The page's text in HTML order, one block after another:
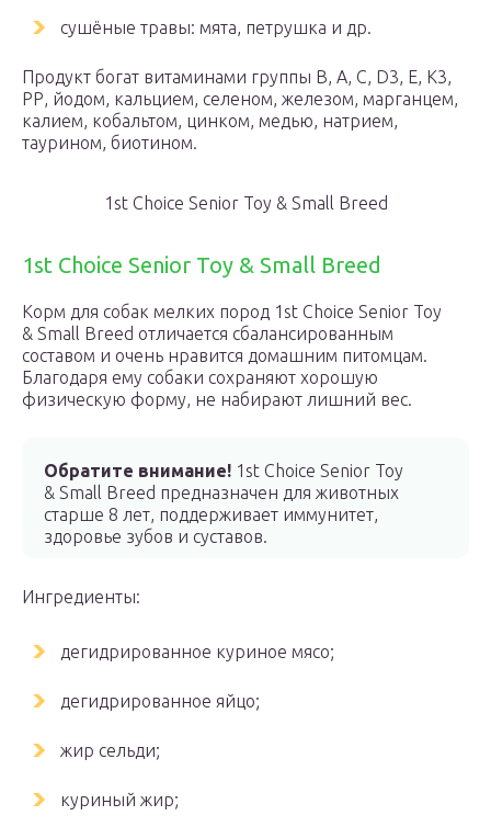
сушёные травы: мята, петрушка и др.
Продукт богат витаминами группы В, А, С, D3, Е, К3,
РР, йодом, кальцием, селеном, железом, марганцем,
калием, кобальтом, цинком, медью, натрием,
таурином, биотином.
1st Choice Senior Toy & Small Breed
1st Choice Senior Toy & Small Breed
Корм для собак мелких пород 1st Choice Senior Toy
& Small Breed отличается сбалансированным
составом и очень нравится домашним питомцам.
Благодаря ему собаки сохраняют хорошую
физическую форму, не набирают лишний вес.
Обратите внимание! 1st Choice Senior Toy
& Small Breed предназначен для животных
старше 8 лет, поддерживает иммунитет,
здоровье зубов и суставов.
Ингредиенты:
дегидрированное куриное мясо;
дегидрированное яйцо;
жир сельди;
куриный жир;